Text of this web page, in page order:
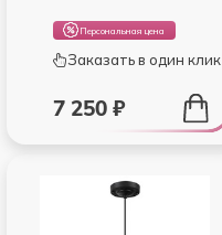
Персональная цена
Заказать в один клик
7 250 ₽